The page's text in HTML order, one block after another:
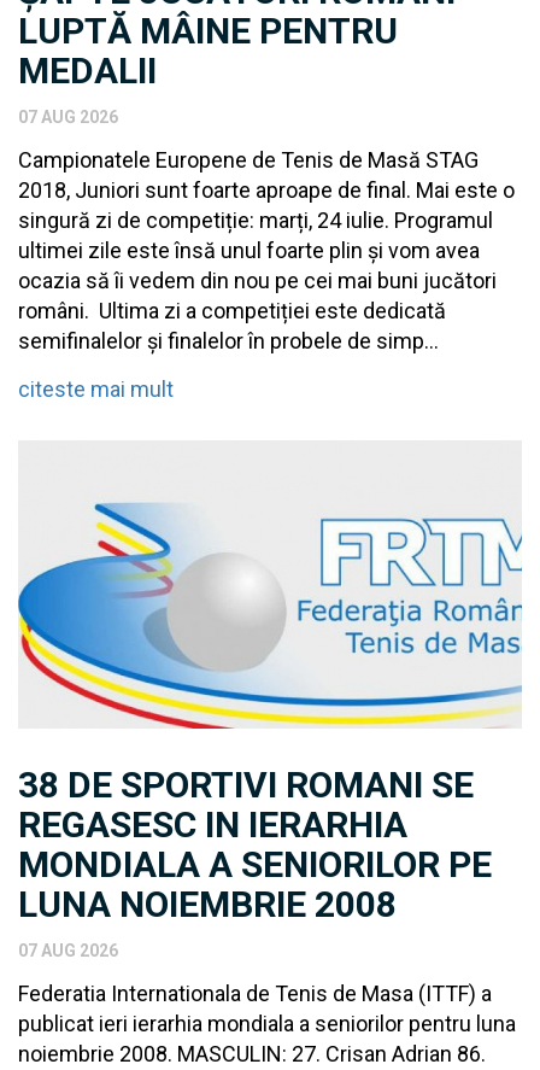
LUPTĂ MÂINE PENTRU
MEDALII
07 AUG 2026
Campionatele Europene de Tenis de Masă STAG
2018, Juniori sunt foarte aproape de final. Mai este o
singură zi de competiție: marți, 24 iulie. Programul
ultimei zile este însă unul foarte plin și vom avea
ocazia să îi vedem din nou pe cei mai buni jucători
români. Ultima zi a competiției este dedicată
semifinalelor și finalelor în probele de simp...
citeste mai mult
38 DE SPORTIVI ROMANI SE
REGASESC IN IERARHIA
MONDIALA A SENIORILOR PE
LUNA NOIEMBRIE 2008
07 AUG 2026
Federatia Internationala de Tenis de Masa (ITTF) a
publicat ieri ierarhia mondiala a seniorilor pentru luna
noiembrie 2008. MASCULIN: 27. Crisan Adrian 86.